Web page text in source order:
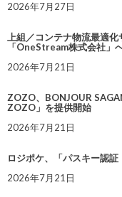
2026年7月27日
上組／コンテナ物流最適
「OneStream株式会社」
2026年7月21日
ZOZO、BONJOUR
ZOZO」を提供開始
2026年7月21日
ロジポケ、「パスキー認
2026年7月21日